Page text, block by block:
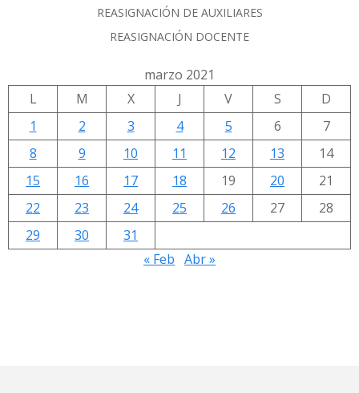
REASIGNACIÓN DE AUXILIARES
REASIGNACIÓN DOCENTE
marzo 2021
L
M X J V S
D
1
2 3 4 5 6
7
8
9 10 11 12 13
14
15
16 17 18 19 20
21
22
23 24 25 26 27
28
29
30
31
« Feb Abr »